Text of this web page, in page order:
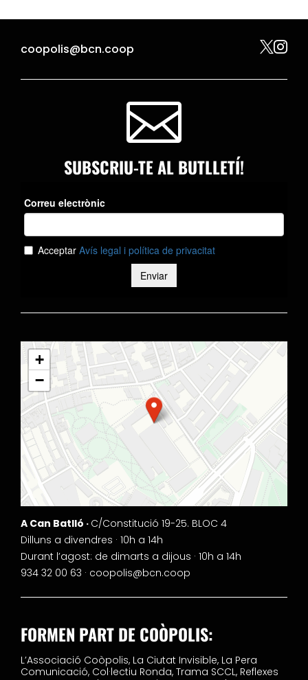
coopolis@bcn.coop 
+
−
A Can Batlló · C/Constitució 19-25. BLOC 4
Dilluns a divendres · 10h a 14h
Durant l’agost: de dimarts a dijous · 10h a 14h
934 32 00 63 · coopolis@bcn.coop

SUBSCRIU-TE AL BUTLLETÍ!
FORMEN PART DE COÒPOLIS:
L’Associació Coòpolis, La Ciutat Invisible, La Pera
Comunicació, Col·lectiu Ronda, Trama SCCL, Reflexes